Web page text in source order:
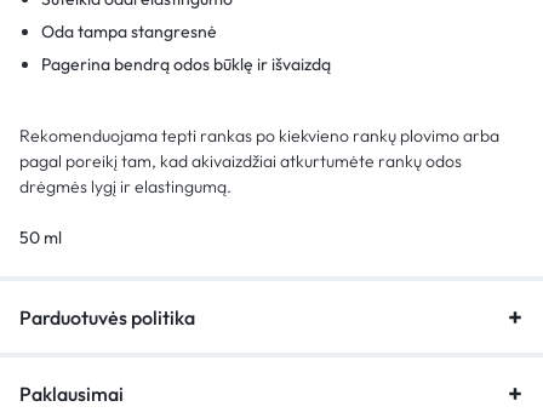
Oda tampa stangresnė
Pagerina bendrą odos būklę ir išvaizdą
Rekomenduojama tepti rankas po kiekvieno rankų plovimo arba
pagal poreikį tam, kad akivaizdžiai atkurtumėte rankų odos
drėgmės lygį ir elastingumą.
50 ml
Parduotuvės politika
Paklausimai